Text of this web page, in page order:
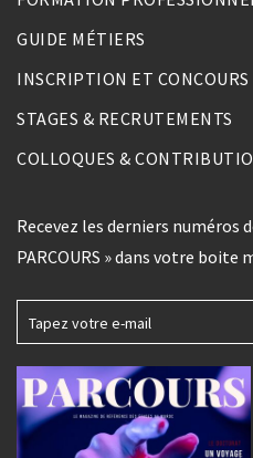
GUIDE MÉTIERS
INSCRIPTION ET CONCOURS
STAGES & RECRUTEMENTS
COLLOQUES &
Recevez les derniers numéros
PARCOURS » dans votre boite